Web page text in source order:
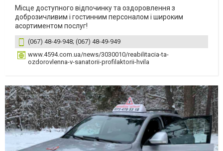
Місце доступного відпочинку та оздоровлення з
доброзичливим і гостинним персоналом і широким
асортиментом послуг!
(067) 48-49-948; (067) 48-49-949
www.4594.com.ua/news/3030010/reabilitacia-ta-
ozdorovlenna-v-sanatorii-profilaktorii-hvila